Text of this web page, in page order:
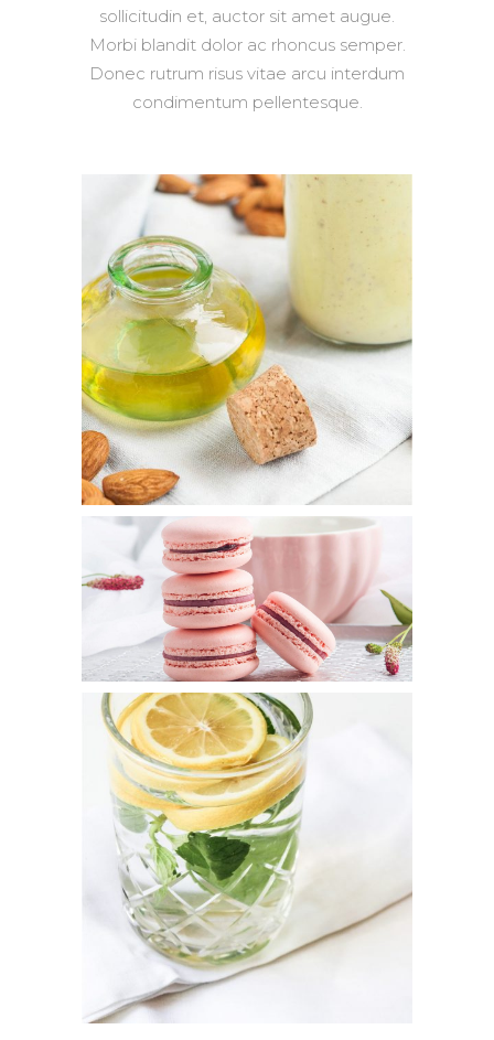
sollicitudin et, auctor sit amet augue.
Morbi blandit dolor ac rhoncus semper.
Donec rutrum risus vitae arcu interdum
condimentum pellentesque.